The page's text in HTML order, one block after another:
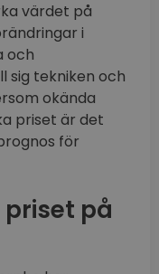
värdet på
i
och
sig tekniken och
okända
priset är det
för
på